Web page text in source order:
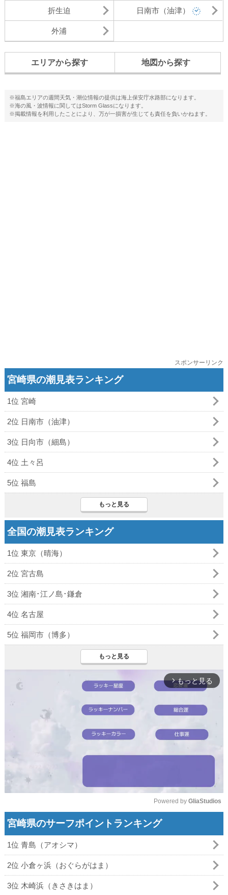
折生迫 日南市（油津）
外浦
エリアから探す 地図から探す
※福島エリアの週間天気・潮位情報の提供は海上保安庁水路部になります。
※海の風・波情報に関してはStorm Glassになります。
※掲載情報を利用したことにより、万が一損害が生じても責任を負いかねます。
スポンサーリンク
宮崎県の潮見表ランキング
1位 宮崎
2位 日南市（油津）
3位 日向市（細島）
4位 土々呂
5位 福島
もっと見る
全国の潮見表ランキング
1位 東京（晴海）
2位 宮古島
3位 湘南･江ノ島･鎌倉
4位 名古屋
5位 福岡市（博多）
もっと見る
arrow_forward_ios もっと見る
Powered by GliaStudios
宮崎県のサーフポイントランキング
1位 青島（アオシマ）
2位 小倉ヶ浜（おぐらがはま）
3位 木崎浜（きさきはま）